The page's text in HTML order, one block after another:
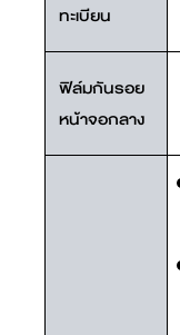
ทะเบียน
ฟิล์มกันรอย
หน้าจอกลาง